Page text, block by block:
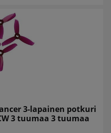
3-lapainen potkuri
3 tuumaa 3 tuumaa